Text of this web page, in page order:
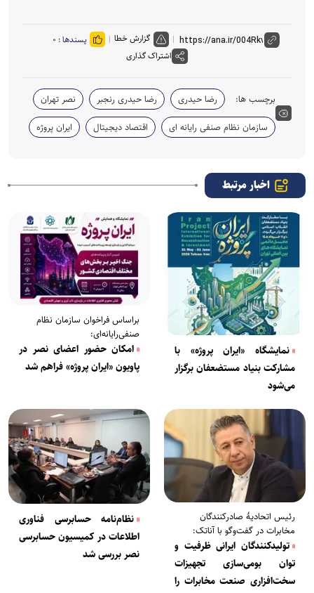
گزارش خطا پسندها : ۰
اشتراک گذاری
برچسب ها: رضا حیدری رضا حیدری رنجبر
نصر تهران
سازمان نظام صنفی رایانه ای
اقتصاد دیجیتال ایران پروژه
اخبار مرتبط
نمایشگاه «ایران پروژه» با
مشارکت بنیاد مستضعفان برگزار
می‌شود
براساس فراخوان سازمان نظام
صنفی‌رایانه‌ای:
امکان حضور اعضای نصر در
پاویون «ایران پروژه» فراهم شد
رئیس اتحادیۀ صادرکنندگان
مخابرات در گفت‌وگو با آناتک:
تولیدکنندگان ایرانی ظرفیت و
توان بومی‌سازی تجهیزات
سخت‌افزاری صنعت مخابرات را
نظام‌نامه حسابرسی فناوری
اطلاعات در کمیسیون حسابرسی
نصر بررسی شد